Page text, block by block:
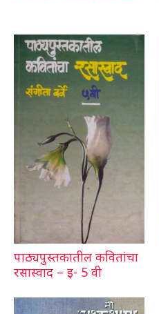
पाठ्यपुस्तकातील कवितांचा
रसास्वाद – इ- 5 वी